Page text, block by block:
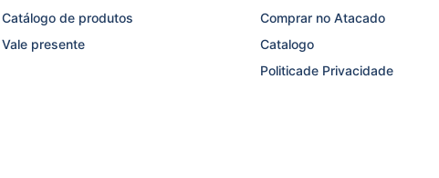
Catálogo de produtos
Vale presente
Comprar no Atacado
Catalogo
Politicade Privacidade